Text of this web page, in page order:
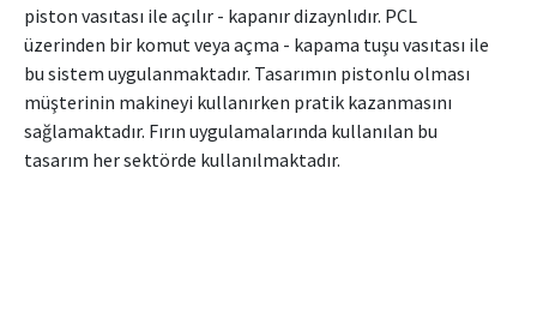
piston vasıtası ile açılır - kapanır dizaynlıdır. PCL
üzerinden bir komut veya açma - kapama tuşu vasıtası ile
bu sistem uygulanmaktadır. Tasarımın pistonlu olması
müşterinin makineyi kullanırken pratik kazanmasını
sağlamaktadır. Fırın uygulamalarında kullanılan bu
tasarım her sektörde kullanılmaktadır.